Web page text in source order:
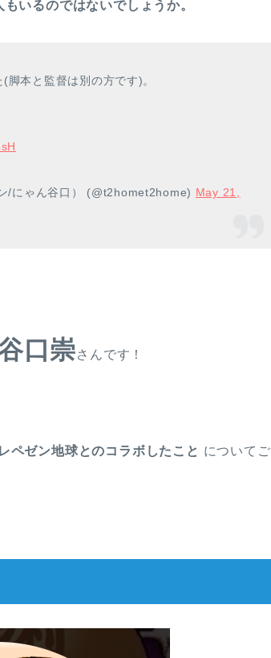
いるのではないでしょうか。
本と監督は別の方です)。
/にゃん谷口） (@t2homet2home) May 21,
口崇さんです！
ペゼン地球とのコラボしたこと についてご